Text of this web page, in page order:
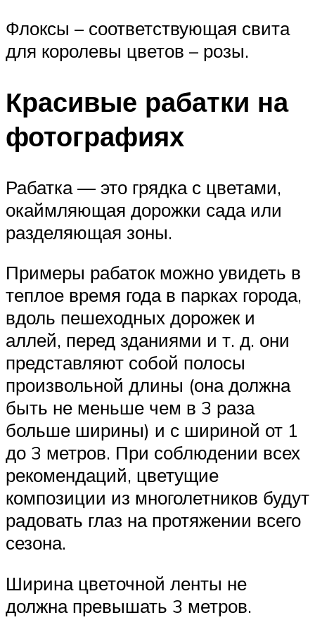
Флоксы – соответствующая свита
для королевы цветов – розы.
Красивые рабатки на
фотографиях
Рабатка — это грядка с цветами,
окаймляющая дорожки сада или
разделяющая зоны.
Примеры рабаток можно увидеть в
теплое время года в парках города,
вдоль пешеходных дорожек и
аллей, перед зданиями и т. д. они
представляют собой полосы
произвольной длины (она должна
быть не меньше чем в 3 раза
больше ширины) и с шириной от 1
до 3 метров. При соблюдении всех
рекомендаций, цветущие
композиции из многолетников будут
радовать глаз на протяжении всего
сезона.
Ширина цветочной ленты не
должна превышать 3 метров.